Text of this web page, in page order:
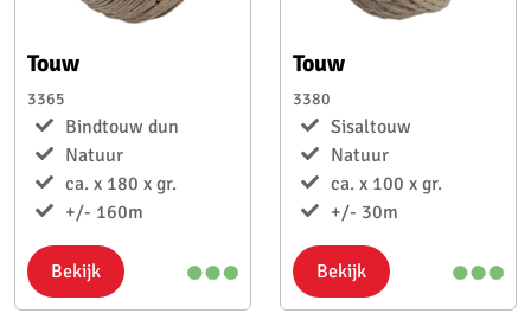
Touw
3365
Bindtouw dun
Natuur
ca. x 180 x gr.
+/- 160m
Bekijk
Touw
3380
Sisaltouw
Natuur
ca. x 100 x gr.
+/- 30m
Bekijk